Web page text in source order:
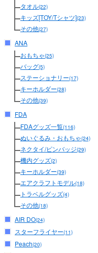
タオル(22)
キッズ[TOY/Tシャツ](23)
その他(27)
ANA
おもちゃ(25)
バッグ(5)
ステーショナリー(17)
キーホルダー(28)
その他(39)
FDA
FDAグッズ一覧(116)
ぬいぐるみ・おもちゃ(24)
ネクタイ/ピンバッジ(29)
機内グッズ(2)
キーホルダー(39)
エアクラフトモデル(18)
トラベルグッズ(4)
その他(18)
AIR DO(24)
スターフライヤー(11)
Peach(20)